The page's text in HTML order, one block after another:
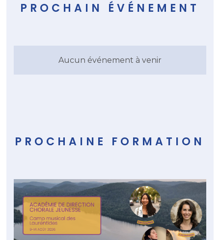
PROCHAIN ÉVÉNEMENT
Aucun événement à venir
PROCHAINE FORMATION